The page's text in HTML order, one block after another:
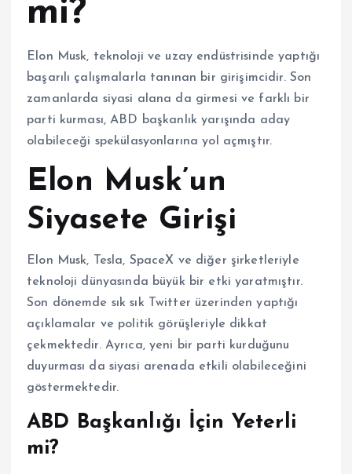
mi?
Elon Musk, teknoloji ve uzay endüstrisinde yaptığı
başarılı çalışmalarla tanınan bir girişimcidir. Son
zamanlarda siyasi alana da girmesi ve farklı bir
parti kurması, ABD başkanlık yarışında aday
olabileceği spekülasyonlarına yol açmıştır.
Elon Musk’un
Siyasete Girişi
Elon Musk, Tesla, SpaceX ve diğer şirketleriyle
teknoloji dünyasında büyük bir etki yaratmıştır.
Son dönemde sık sık Twitter üzerinden yaptığı
açıklamalar ve politik görüşleriyle dikkat
çekmektedir. Ayrıca, yeni bir parti kurduğunu
duyurması da siyasi arenada etkili olabileceğini
göstermektedir.
ABD Başkanlığı İçin Yeterli
mi?